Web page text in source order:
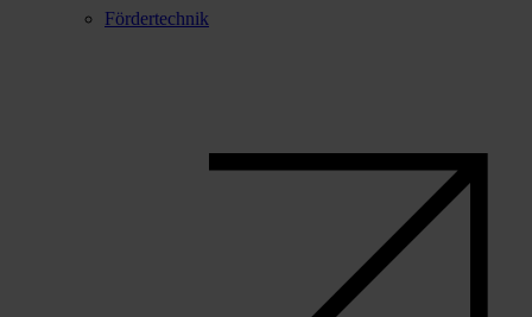
Fördertechnik